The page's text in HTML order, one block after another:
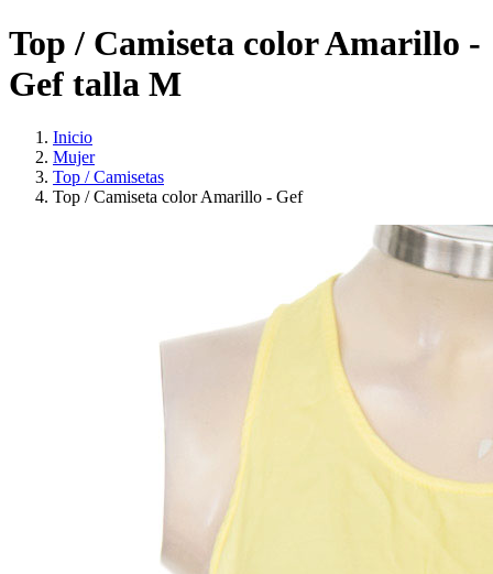
Top / Camiseta color Amarillo -
Gef talla M
Inicio
Mujer
Top / Camisetas
Top / Camiseta color Amarillo - Gef